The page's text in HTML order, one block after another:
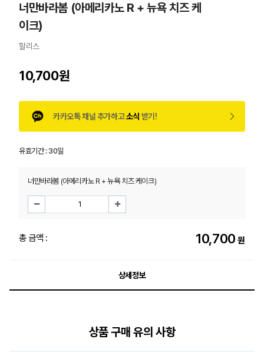
너만바라봄 (아메리카노 R + 뉴욕 치즈 케
이크)
할리스
10,700원
카카오톡 채널 추가하고소식 받기!
유효기간 :30일
너만바라봄 (아메리카노 R + 뉴욕 치즈 케이크)
총 금액 : 10,700 원
상세정보
상품 구매 유의 사항